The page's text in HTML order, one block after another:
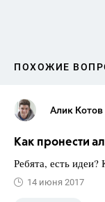
ПОХОЖИЕ
Алик Котов
Как пронести
Ребята, есть
14 июня 2017